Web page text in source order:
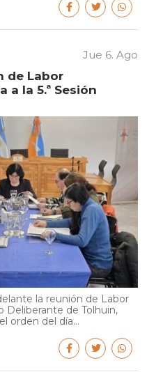
Jue 6. Ago
de Labor
a la 5.ª Sesión
la reunión de Labor
Deliberante de Tolhuin,
orden del día...